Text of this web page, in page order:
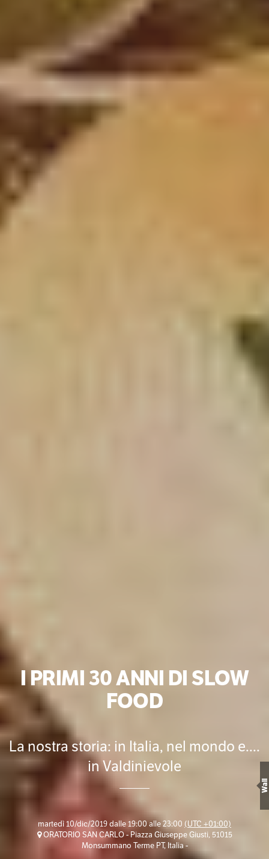
I PRIMI 30 ANNI DI SLOW
FOOD
La nostra storia: in Italia, nel mondo e....
in Valdinievole
martedì 10/dic/2019 dalle 19:00 alle 23:00 (UTC +01:00)
ORATORIO SAN CARLO - Piazza Giuseppe Giusti, 51015
Monsummano Terme PT, Italia -
Wall